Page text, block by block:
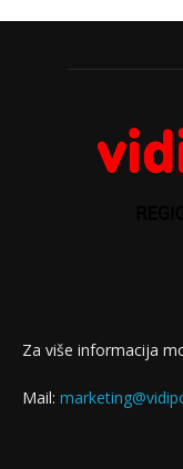
Za više informacija
Mail: